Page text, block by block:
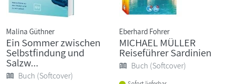
Malina Güthner
Ein Sommer zwischen
Selbstfindung und
Salzw...
Buch (Softcover)
Eberhard Fohrer
MICHAEL MÜLLER
Reiseführer Sardinien
Buch (Softcover)